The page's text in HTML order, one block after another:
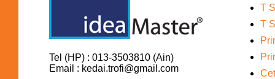
Tel (HP) : 013-3503810 (Ain)
Email : kedai.trofi@gmail.com
T
T